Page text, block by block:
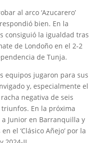
al arco ‘Azucarero’
bien. En la
consiguió la igualdad tras
de Londoño en el 2-2
de Tunja.
equipos jugaron para sus
y, especialmente el
negativa de seis
En la próxima
Junior en Barranquilla y
el ‘Clásico Añejo’ por la